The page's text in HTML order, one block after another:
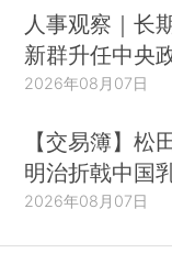
人事观察｜长
新群升任中央
2026年08月07日
【交易簿】松
明治折戟中国
2026年08月07日